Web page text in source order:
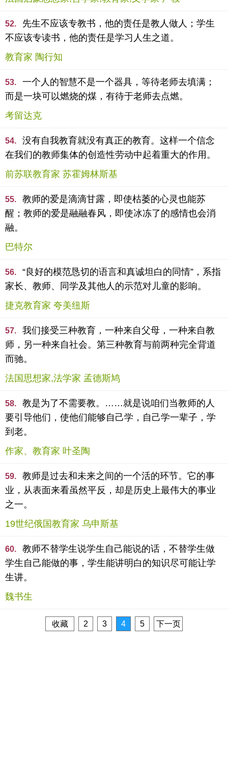
52.
先生不应该专教书，他的责任是教人做人；学生
不应该专读书，他的责任是学习人生之道。
教育家 陶行知
53.
一个人的智慧不是一个器具，等待老师去填满；
而是一块可以燃烧的煤，有待于老师去点燃。
考留达克
54.
没有自我教育就没有真正的教育。这样一个信念
在我们的教师集体的创造性劳动中起着重大的作用。
前苏联教育家 苏霍姆林斯基
55.
教师的爱是滴滴甘露，即使枯萎的心灵也能苏
醒；教师的爱是融融春风，即使冰冻了的感情也会消
融。
巴特尔
56.
“良好的模范恳切的语言和真诚坦白的同情”，系指
家长、教师、同学及其他人的示范对儿童的影响。
捷克教育家 夸美纽斯
57.
我们接受三种教育，一种来自父母，一种来自教
师，另一种来自社会。第三种教育与前两种完全背道
而驰。
法国思想家,法学家 孟德斯鸠
58.
教是为了不需要教。……就是说咱们当教师的人
要引导他们，使他们能够自己学，自己学一辈子，学
到老。
作家、教育家 叶圣陶
59.
教师是过去和未来之间的一个活的环节。它的事
业，从表面来看虽然平反，却是历史上最伟大的事业
之一。
19世纪俄国教育家 乌申斯基
60.
教师不替学生说学生自己能说的话，不替学生做
学生自己能做的事，学生能讲明白的知识尽可能让学
生讲。
魏书生
收藏 2 3 4 5 下一页